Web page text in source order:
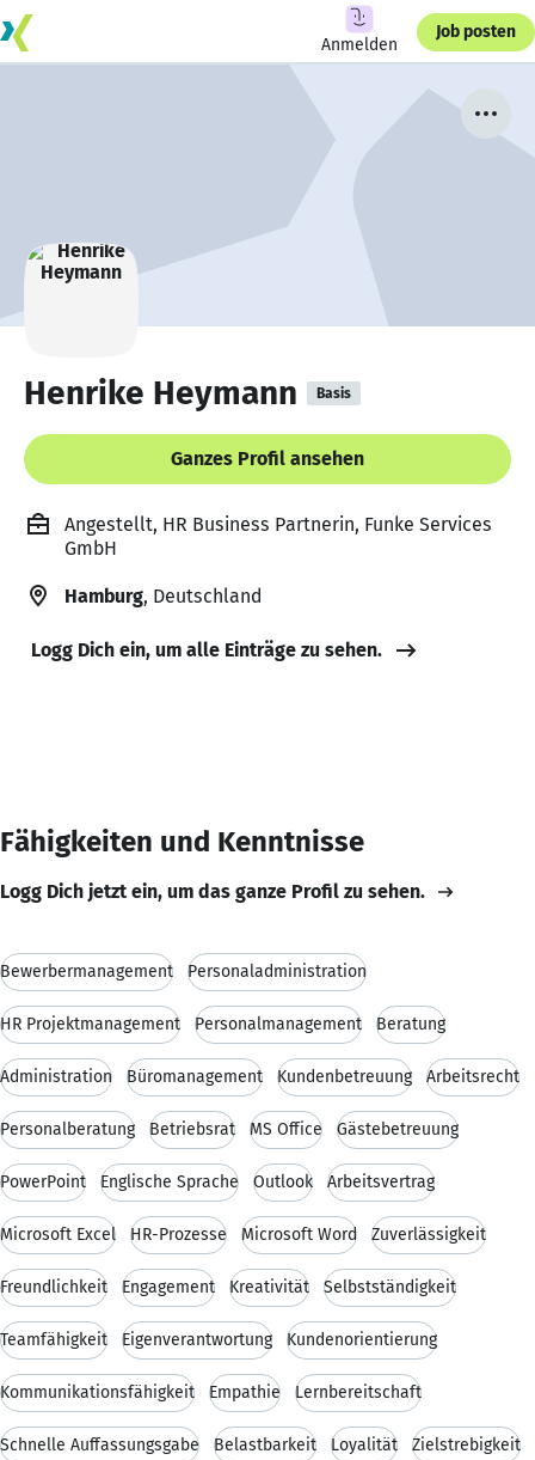
Anmelden
Job posten
Henrike Heymann Basis
Ganzes Profil ansehen
Angestellt, HR Business Partnerin, Funke Services
GmbH
Hamburg, Deutschland
Logg Dich ein, um alle Einträge zu sehen.
Fähigkeiten und Kenntnisse
Logg Dich jetzt ein, um das ganze Profil zu sehen.
Bewerbermanagement Personaladministration
HR Projektmanagement Personalmanagement Beratung
Administration Büromanagement Kundenbetreuung Arbeitsrecht
Personalberatung Betriebsrat MS Office Gästebetreuung
PowerPoint Englische Sprache Outlook Arbeitsvertrag
Microsoft Excel HR-Prozesse Microsoft Word Zuverlässigkeit
Freundlichkeit Engagement Kreativität Selbstständigkeit
Teamfähigkeit Eigenverantwortung Kundenorientierung
Kommunikationsfähigkeit Empathie Lernbereitschaft
Schnelle Auffassungsgabe Belastbarkeit Loyalität Zielstrebigkeit